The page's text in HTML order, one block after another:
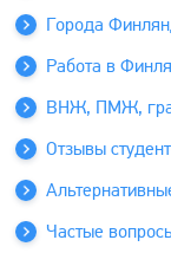
Города
Работа в
ВНЖ, ПМЖ,
Отзывы
Частые